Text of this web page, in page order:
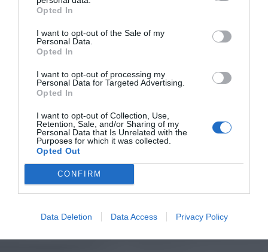
Opted In
I want to opt-out of the Sale of my
Personal Data.
Opted In
I want to opt-out of processing my
Personal Data for Targeted Advertising.
Opted In
I want to opt-out of Collection, Use,
Retention, Sale, and/or Sharing of my
Personal Data that Is Unrelated with the
Purposes for which it was collected.
Opted Out
CONFIRM
Data Deletion Data Access Privacy Policy